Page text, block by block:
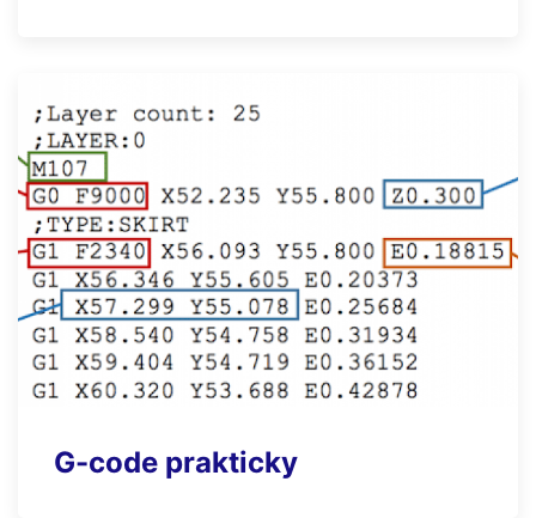
G-code prakticky